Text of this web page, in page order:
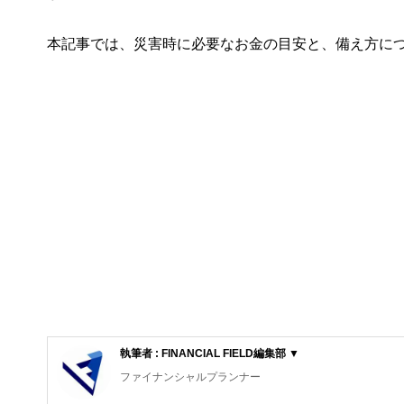
本記事では、災害時に必要なお金の目安と、備え方に
執筆者 : FINANCIAL FIELD編集部 ▼
ファイナンシャルプランナー